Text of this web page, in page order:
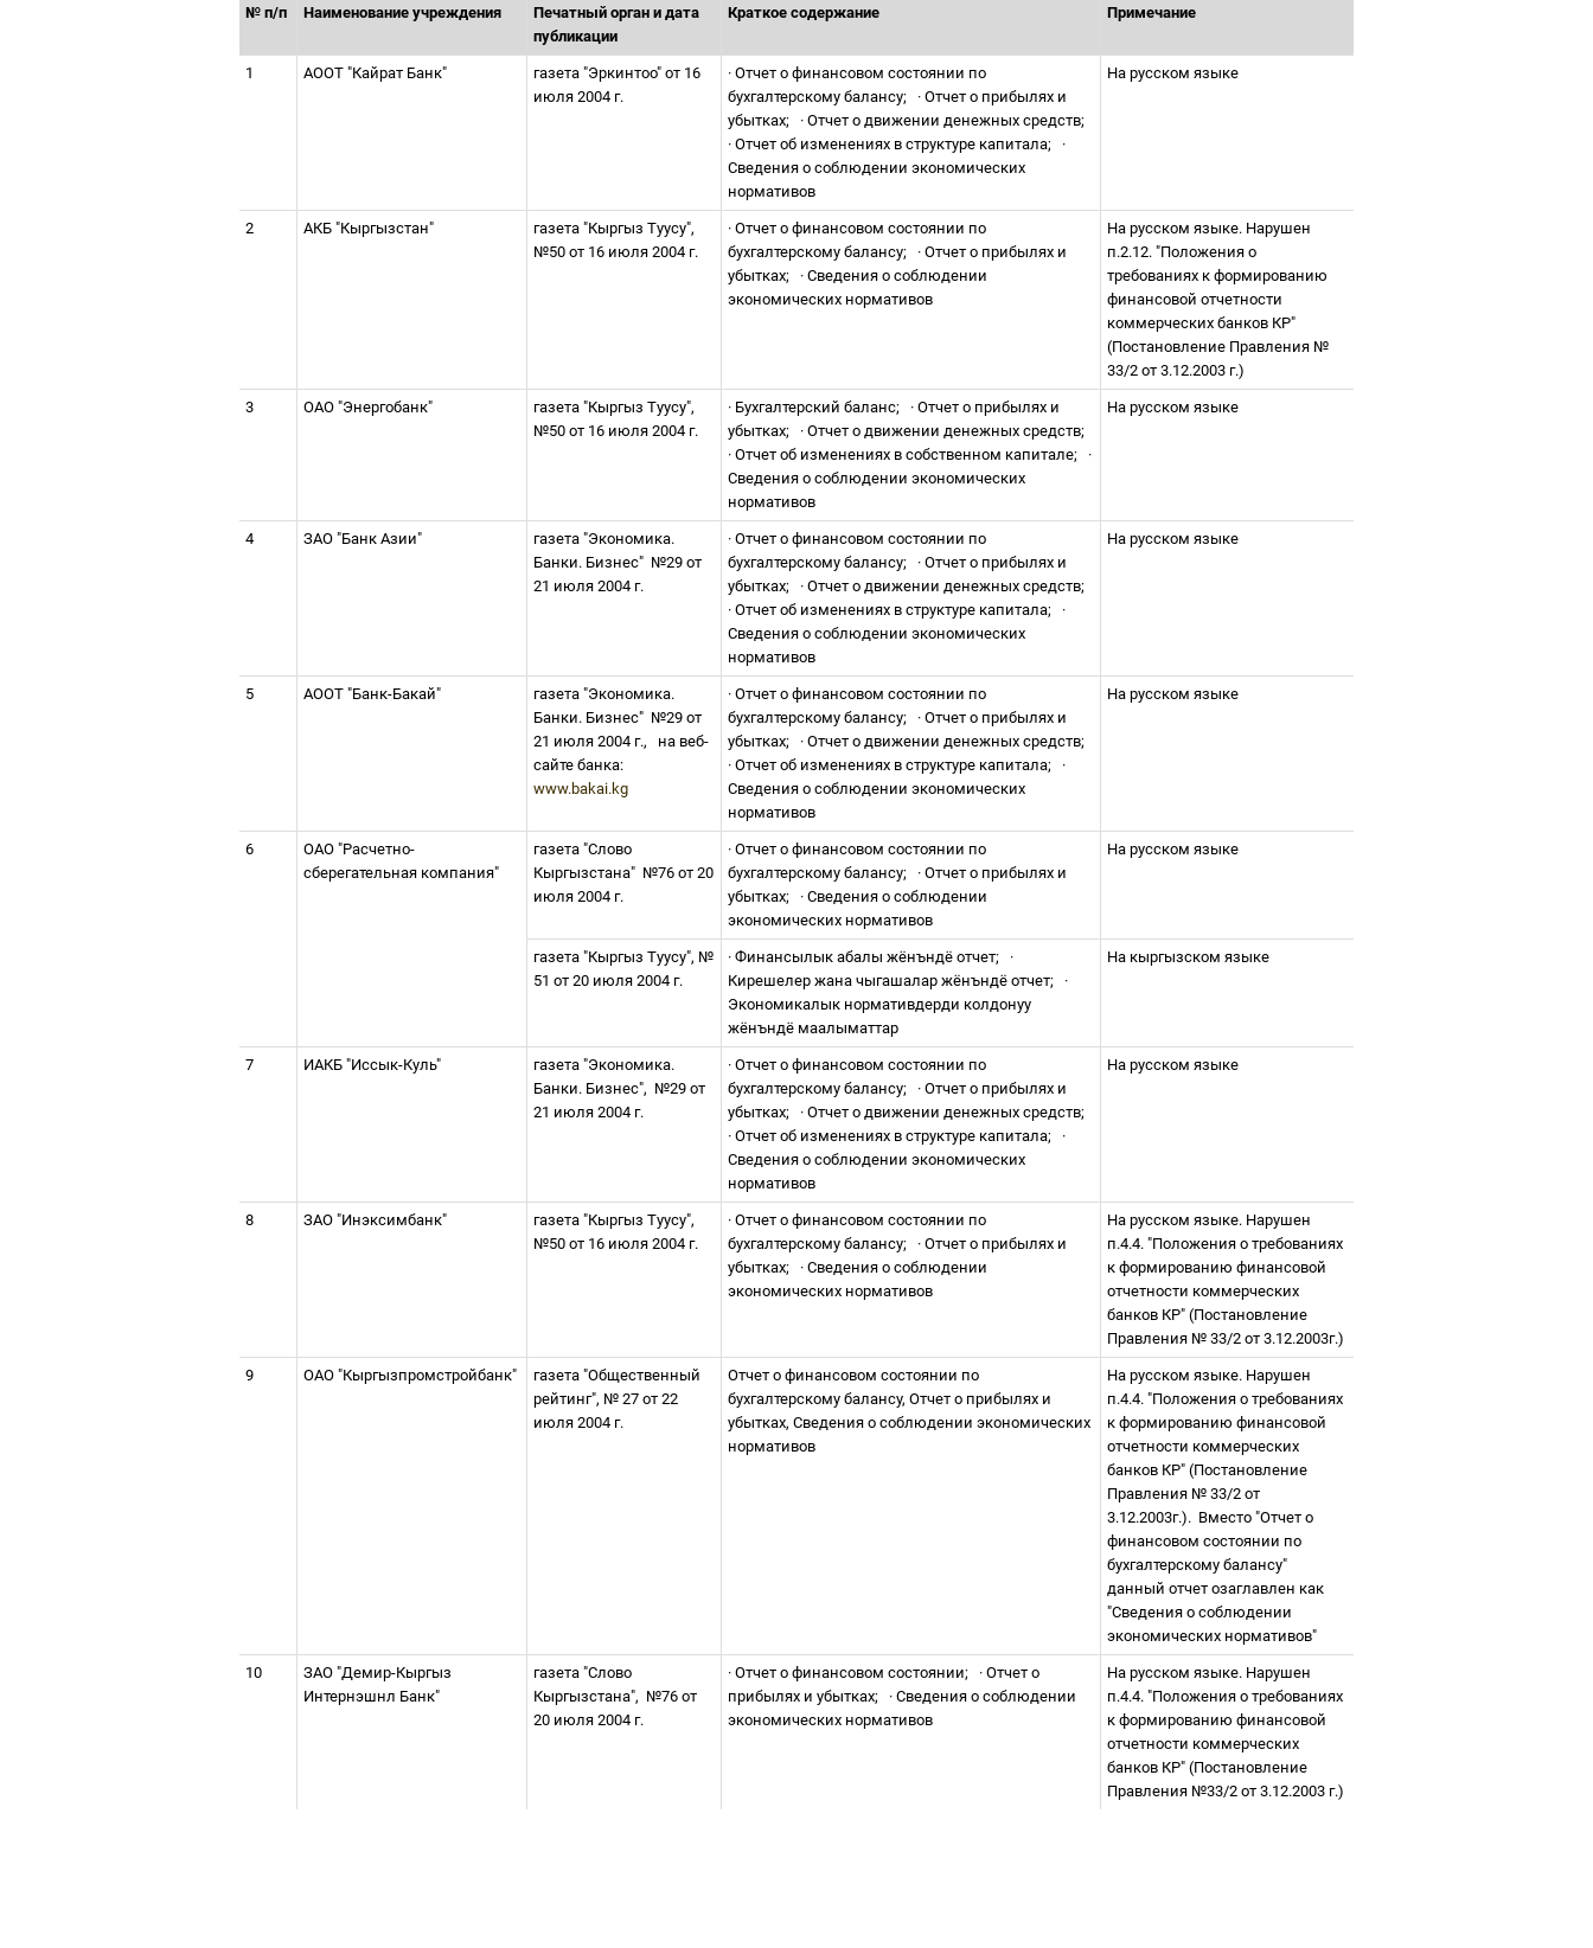
№ п/п Наименование учреждения
Печатный орган и дата
публикации
Краткое содержание Примечание
1 АООТ "Кайрат Банк"
газета "Эркинтоо" от 16
июля 2004 г.
· Отчет о финансовом состоянии по
бухгалтерскому балансу;
· Отчет о прибылях и
убытках;
· Отчет о движении денежных средств;
· Отчет об изменениях в структуре капитала;
·
Сведения о соблюдении экономических
нормативов
На русском языке
2 АКБ "Кыргызстан"
газета "Кыргыз Туусу",
№50 от 16 июля 2004 г.
· Отчет о финансовом состоянии по
бухгалтерскому балансу;
· Отчет о прибылях и
убытках;
· Сведения о соблюдении
экономических нормативов
На русском языке. Нарушен
п.2.12. "Положения о
требованиях к формированию
финансовой отчетности
коммерческих банков КР"
(Постановление Правления №
33/2 от 3.12.2003 г.)
3 ОАО "Энергобанк"
газета "Кыргыз Туусу",
№50 от 16 июля 2004 г.
· Бухгалтерский баланс; · Отчет о прибылях и
убытках;
· Отчет о движении денежных средств;
· Отчет об изменениях в собственном капитале;
·
Сведения о соблюдении экономических
нормативов
На русском языке
4 ЗАО "Банк Азии"
газета "Экономика.
Банки. Бизнес" №29 от
21 июля 2004 г.
· Отчет о финансовом состоянии по
бухгалтерскому балансу;
· Отчет о прибылях и
убытках;
· Отчет о движении денежных средств;
· Отчет об изменениях в структуре капитала;
·
Сведения о соблюдении экономических
нормативов
На русском языке
5 АООТ "Банк-Бакай"
газета "Экономика.
Банки. Бизнес" №29 от
21 июля 2004 г.,
на веб-
сайте банка:
www.bakai.kg
· Отчет о финансовом состоянии по
бухгалтерскому балансу;
· Отчет о прибылях и
убытках;
· Отчет о движении денежных средств;
· Отчет об изменениях в структуре капитала;
·
Сведения о соблюдении экономических
нормативов
На русском языке
6
ОАО "Расчетно-
сберегательная компания"
газета "Слово
Кыргызстана" №76 от 20
июля 2004 г.
· Отчет о финансовом состоянии по
бухгалтерскому балансу;
· Отчет о прибылях и
убытках;
· Сведения о соблюдении
экономических нормативов
На русском языке
газета "Кыргыз Туусу", №
51 от 20 июля 2004 г.
· Финансылык абалы жёнъндё отчет;
·
Кирешелер жана чыгашалар жёнъндё отчет;
·
Экономикалык нормативдерди колдонуу
жёнъндё маалыматтар
На кыргызском языке
7 ИАКБ "Иссык-Куль"
газета "Экономика.
Банки. Бизнес", №29 от
21 июля 2004 г.
· Отчет о финансовом состоянии по
бухгалтерскому балансу;
· Отчет о прибылях и
убытках;
· Отчет о движении денежных средств;
· Отчет об изменениях в структуре капитала;
·
Сведения о соблюдении экономических
нормативов
На русском языке
8 ЗАО "Инэксимбанк"
газета "Кыргыз Туусу",
№50 от 16 июля 2004 г.
· Отчет о финансовом состоянии по
бухгалтерскому балансу;
· Отчет о прибылях и
убытках;
· Сведения о соблюдении
экономических нормативов
На русском языке. Нарушен
п.4.4. "Положения о требованиях
к формированию финансовой
отчетности коммерческих
банков КР" (Постановление
Правления № 33/2 от 3.12.2003г.)
9 ОАО "Кыргызпромстройбанк"
газета "Общественный
рейтинг", № 27 от 22
июля 2004 г.
Отчет о финансовом состоянии по
бухгалтерскому балансу, Отчет о прибылях и
убытках, Сведения о соблюдении экономических
нормативов
На русском языке. Нарушен
п.4.4. "Положения о требованиях
к формированию финансовой
отчетности коммерческих
банков КР" (Постановление
Правления № 33/2 от
3.12.2003г.). Вместо "Отчет о
финансовом состоянии по
бухгалтерскому балансу"
данный отчет озаглавлен как
"Сведения о соблюдении
экономических нормативов"
10
ЗАО "Демир-Кыргыз
Интернэшнл Банк"
газета "Слово
Кыргызстана", №76 от
20 июля 2004 г.
· Отчет о финансовом состоянии; · Отчет о
прибылях и убытках;
· Сведения о соблюдении
экономических нормативов
На русском языке. Нарушен
п.4.4. "Положения о требованиях
к формированию финансовой
отчетности коммерческих
банков КР" (Постановление
Правления №33/2 от 3.12.2003 г.)